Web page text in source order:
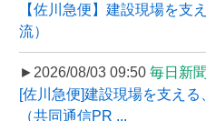
【佐川急便】建設現場を支
流）
►2026/08/03 09:50 毎日新
[佐川急便]建設現場を支える
（共同通信PR ...